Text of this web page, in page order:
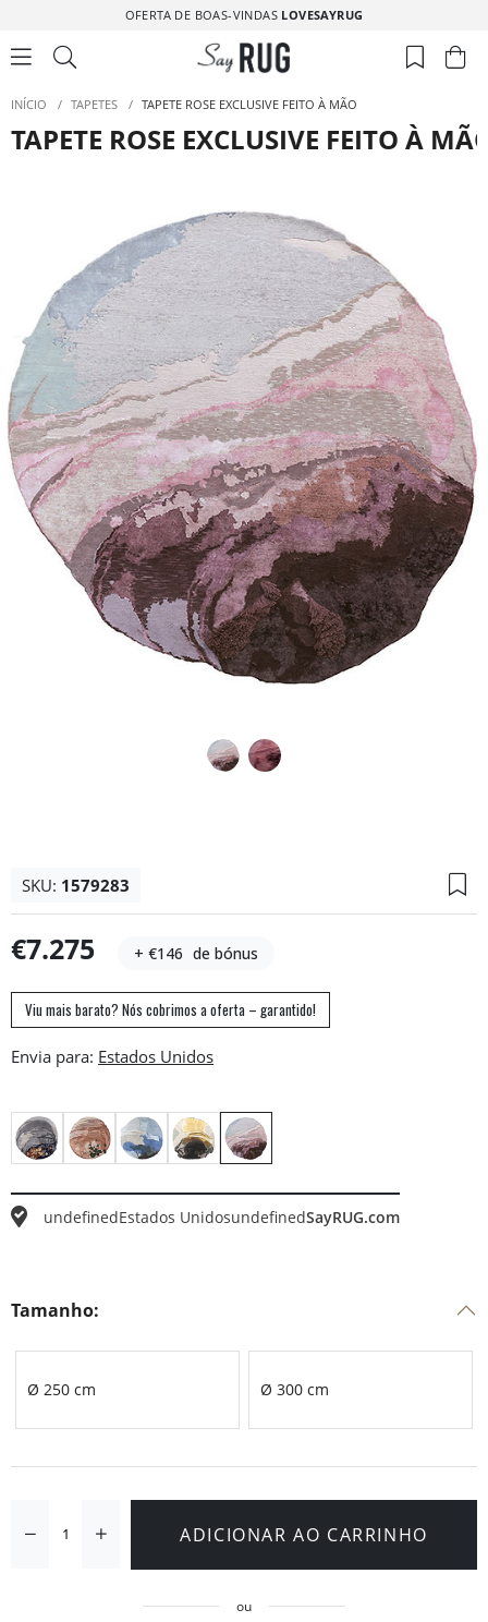
OFERTA DE BOAS-VINDAS LOVESAYRUG
INÍCIO / TAPETES / TAPETE ROSE EXCLUSIVE FEITO À MÃO
TAPETE ROSE EXCLUSIVE FEITO À
SKU: 1579283
€7.275 + €146 de bónus
Viu mais barato? Nós cobrimos a oferta – garantido!
Envia para:
undefinedEstados UnidosundefinedSayRUG.com
Tamanho:
Ø 250 cm Ø 300 cm
ADICIONAR AO CARRINHO
ou